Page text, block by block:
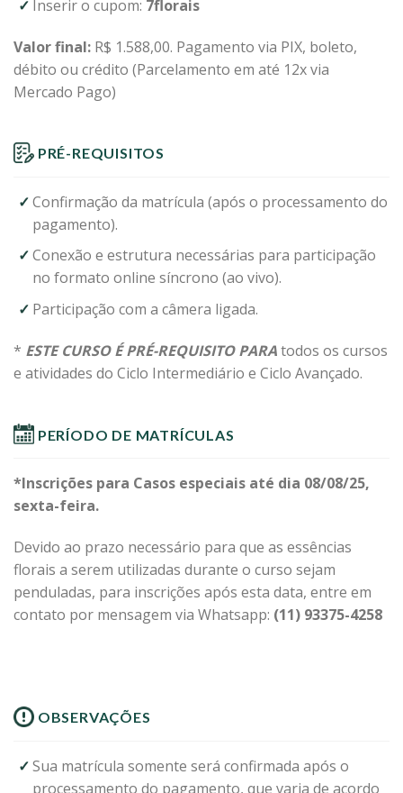
Inserir o cupom: 7florais
Valor final: R$ 1.588,00. Pagamento via PIX, boleto,
débito ou crédito (Parcelamento em até 12x via
Mercado Pago)
PRÉ-REQUISITOS
Confirmação da matrícula (após o processamento do
pagamento).
Conexão e estrutura necessárias para participação
no formato online síncrono (ao vivo).
Participação com a câmera ligada.
* ESTE CURSO É PRÉ-REQUISITO PARAtodos os cursos
e atividades do Ciclo Intermediário e Ciclo Avançado.
PERÍODO DE MATRÍCULAS
*Inscrições para Casos especiais até dia 08/08/25,
sexta-feira.
Devido ao prazo necessário para que as essências
florais a serem utilizadas durante o curso sejam
penduladas, para inscrições após esta data, entre em
contato por mensagem via Whatsapp: (11) 93375-4258
OBSERVAÇÕES
Sua matrícula somente será confirmada após o
processamento do pagamento, que varia de acordo